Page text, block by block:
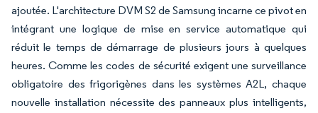
ajoutée. L'architecture DVM S2 de Samsung incarne ce pivot en
intégrant une logique de mise en service automatique qui
réduit le temps de démarrage de plusieurs jours à quelques
heures. Comme les codes de sécurité exigent une surveillance
obligatoire des frigorigènes dans les systèmes A2L, chaque
nouvelle installation nécessite des panneaux plus intelligents,